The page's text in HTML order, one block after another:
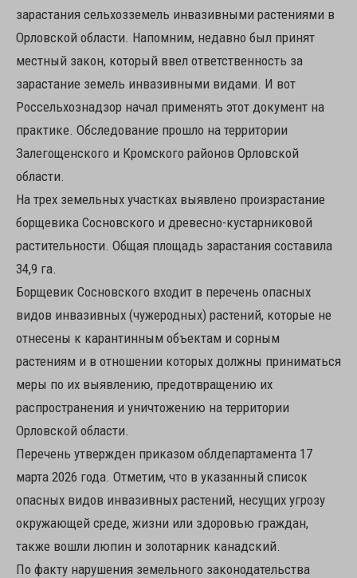
зарастания сельхозземель инвазивными растениями в
Орловской области. Напомним, недавно был принят
местный закон, который ввел ответственность за
зарастание земель инвазивными видами. И вот
Россельхознадзор начал применять этот документ на
практике. Обследование прошло на территории
Залегощенского и Кромского районов Орловской
области.
На трех земельных участках выявлено произрастание
борщевика Сосновского и древесно-кустарниковой
растительности. Общая площадь зарастания составила
34,9 га.
Борщевик Сосновского входит в перечень опасных
видов инвазивных (чужеродных) растений, которые не
отнесены к карантинным объектам и сорным
растениям и в отношении которых должны приниматься
меры по их выявлению, предотвращению их
распространения и уничтожению на территории
Орловской области.
Перечень утвержден приказом облдепартамента 17
марта 2026 года. Отметим, что в указанный список
опасных видов инвазивных растений, несущих угрозу
окружающей среде, жизни или здоровью граждан,
также вошли люпин и золотарник канадский.
По факту нарушения земельного законодательства